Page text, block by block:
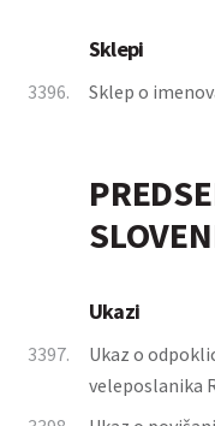
Sklepi
3396. Sklep o
Ukazi
3397.
Ukaz o
veleposlanika